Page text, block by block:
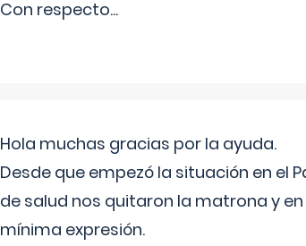
Con respecto...
Hola muchas gracias por la ayuda.
Desde que empezó la situación en el
de salud nos quitaron la matrona y
mínima expresión.